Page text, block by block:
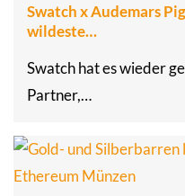
Swatch x Audemars
wildeste…
Swatch hat es wieder
Partner,…